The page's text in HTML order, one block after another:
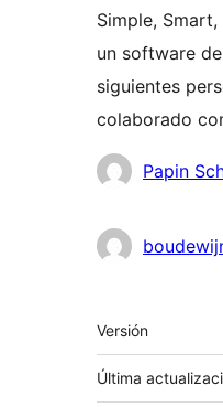
Simple, Smart,
un software
siguientes
colaborado
Colaboradores
Papin
Meta
Versión
Última